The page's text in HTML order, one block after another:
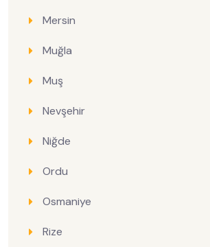
Mersin
Muğla
Muş
Nevşehir
Niğde
Ordu
Osmaniye
Rize